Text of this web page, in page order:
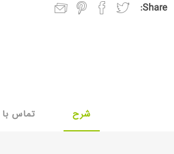
Share:
شرح تماس با